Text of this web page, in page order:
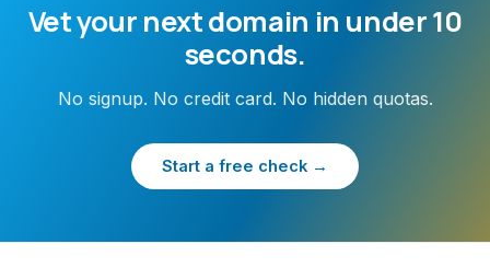
Vet your next domain in under 10
seconds.
No signup. No credit card. No hidden quotas.
Start a free check →